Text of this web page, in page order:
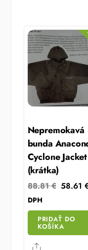
Nepremokavá
bunda
Cyclone
(krátka)
88.81€
was:
88.81 €.
58.61
DPH
PRIDAŤ DO
KOŠÍKA
Share